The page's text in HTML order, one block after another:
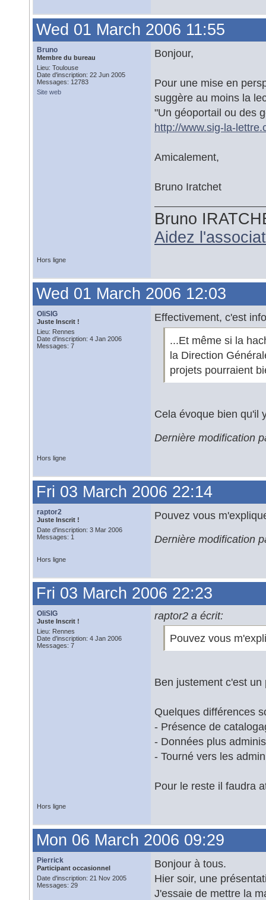
Wed 01 March 2006 11:55
Bruno
Membre du bureau
Lieu: Toulouse
Date d'inscription: 22 Jun 2005
Messages: 12783
Site web
Bonjour,
Pour une mise en
suggère au moins la
"Un géoportail ou des
http://www.sig-la-
Amicalement,
Bruno Iratchet
Bruno
Aidez
Hors ligne
Wed 01 March 2006 12:03
OliSIG
Juste Inscrit !
Lieu: Rennes
Date d'inscription: 4 Jan 2006
Messages: 7
Effectivement, c'est
...Et même si la
la Direction
projets pourraient
Cela évoque bien qu'il
Dernière modification
Hors ligne
Fri 03 March 2006 22:14
raptor2
Juste Inscrit !
Date d'inscription: 3 Mar 2006
Messages: 1
Pouvez vous
Dernière modification
Hors ligne
Fri 03 March 2006 22:23
OliSIG
Juste Inscrit !
Lieu: Rennes
Date d'inscription: 4 Jan 2006
Messages: 7
raptor2 a écrit:
Pouvez vous
Ben justement c'est
Quelques différences
- Présence de
- Données plus
- Tourné vers les
Pour le reste il faudra
Hors ligne
Mon 06 March 2006 09:29
Pierrick
Participant occasionnel
Date d'inscription: 21 Nov 2005
Messages: 29
Bonjour à tous.
Hier soir, une
J'essaie de mettre la